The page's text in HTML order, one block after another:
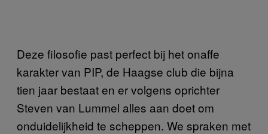
Deze filosofie past perfect bij het onaffe
karakter van PIP, de Haagse club die bijna
tien jaar bestaat en er volgens oprichter
Steven van Lummel alles aan doet om
onduidelijkheid te scheppen. We spraken met